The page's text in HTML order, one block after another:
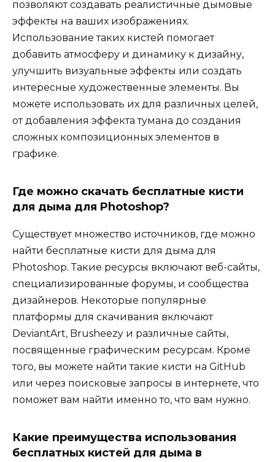
позволяют создавать реалистичные дымовые
эффекты на ваших изображениях.
Использование таких кистей помогает
добавить атмосферу и динамику к дизайну,
улучшить визуальные эффекты или создать
интересные художественные элементы. Вы
можете использовать их для различных целей,
от добавления эффекта тумана до создания
сложных композиционных элементов в
графике.
Где можно скачать бесплатные кисти
для дыма для Photoshop?
Существует множество источников, где можно
найти бесплатные кисти для дыма для
Photoshop. Такие ресурсы включают веб-сайты,
специализированные форумы, и сообщества
дизайнеров. Некоторые популярные
платформы для скачивания включают
DeviantArt, Brusheezy и различные сайты,
посвященные графическим ресурсам. Кроме
того, вы можете найти такие кисти на GitHub
или через поисковые запросы в интернете, что
поможет вам найти именно то, что вам нужно.
Какие преимущества использования
бесплатных кистей для дыма в